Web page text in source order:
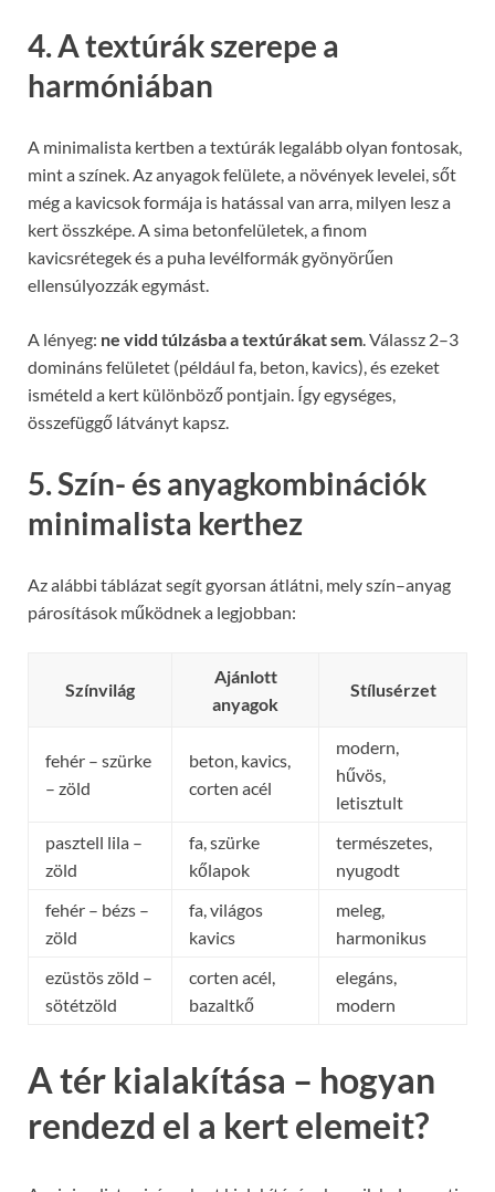
4. A textúrák szerepe a
harmóniában
A minimalista kertben a textúrák legalább olyan fontosak,
mint a színek. Az anyagok felülete, a növények levelei, sőt
még a kavicsok formája is hatással van arra, milyen lesz a
kert összképe. A sima betonfelületek, a finom
kavicsrétegek és a puha levélformák gyönyörűen
ellensúlyozzák egymást.
A lényeg: ne vidd túlzásba a textúrákat sem. Válassz 2–3
domináns felületet (például fa, beton, kavics), és ezeket
ismételd a kert különböző pontjain. Így egységes,
összefüggő látványt kapsz.
5. Szín- és anyagkombinációk
minimalista kerthez
Az alábbi táblázat segít gyorsan átlátni, mely szín–anyag
párosítások működnek a legjobban:
Színvilág
Ajánlott
anyagok
Stílusérzet
fehér – szürke
– zöld
beton, kavics,
corten acél
modern,
hűvös,
letisztult
pasztell lila –
zöld
fa, szürke
kőlapok
természetes,
nyugodt
fehér – bézs –
zöld
fa, világos
kavics
meleg,
harmonikus
ezüstös zöld –
sötétzöld
corten acél,
bazaltkő
elegáns,
modern
A tér kialakítása – hogyan
rendezd el a kert elemeit?